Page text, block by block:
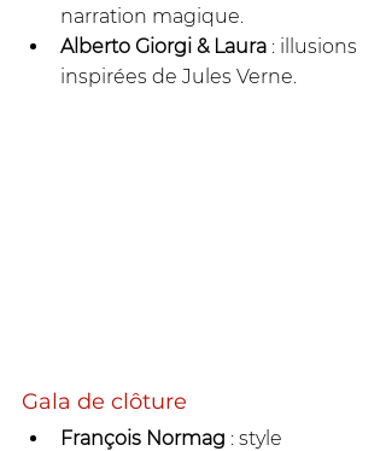
narration magique.
Alberto Giorgi & Laura : illusions
inspirées de Jules Verne.
Gala de clôture
François Normag : style